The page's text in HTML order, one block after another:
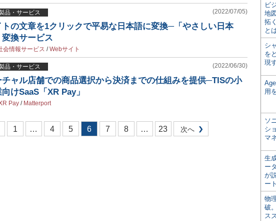
品・サービス (2022/07/05)
トの文章を1クリックで平易な日本語に変換─「やさしい日本
変換サービス
会情報サービス /Webサイト
品・サービス (2022/06/30)
チャル店舗での商品選択から決済までの仕組みを提供─TISの小
けSaaS「XR Pay」
Pay / Matterport
1 … 4 5 6 7 8 … 23 次へ
ビ
地
拓
と
シ
を
現
用
ソ
シ
マ
生
ー
が
ート
物
破
ス